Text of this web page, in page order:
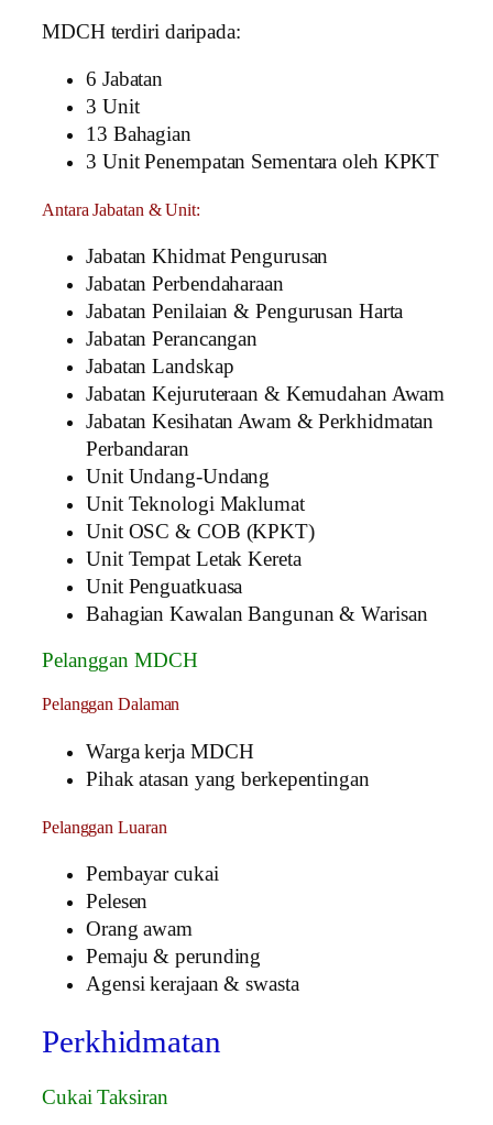
MDCH terdiri daripada:
6 Jabatan
3 Unit
13 Bahagian
3 Unit Penempatan Sementara oleh KPKT
Antara Jabatan & Unit:
Jabatan Khidmat Pengurusan
Jabatan Perbendaharaan
Jabatan Penilaian & Pengurusan Harta
Jabatan Perancangan
Jabatan Landskap
Jabatan Kejuruteraan & Kemudahan Awam
Jabatan Kesihatan Awam & Perkhidmatan
Perbandaran
Unit Undang-Undang
Unit Teknologi Maklumat
Unit OSC & COB (KPKT)
Unit Tempat Letak Kereta
Unit Penguatkuasa
Bahagian Kawalan Bangunan & Warisan
Pelanggan MDCH
Pelanggan Dalaman
Warga kerja MDCH
Pihak atasan yang berkepentingan
Pelanggan Luaran
Pembayar cukai
Pelesen
Orang awam
Pemaju & perunding
Agensi kerajaan & swasta
Perkhidmatan
Cukai Taksiran